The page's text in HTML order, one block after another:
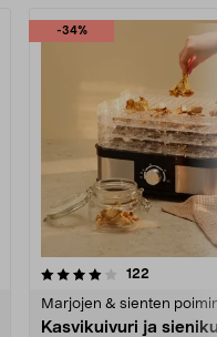
-34%
122
Marjojen & sienten
Kasvikuivuri ja
4.5 viidestä